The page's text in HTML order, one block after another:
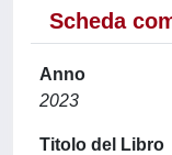
Scheda
Anno
2023
Titolo del Libro